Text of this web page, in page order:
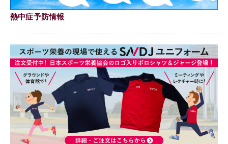
熱中症予防情報